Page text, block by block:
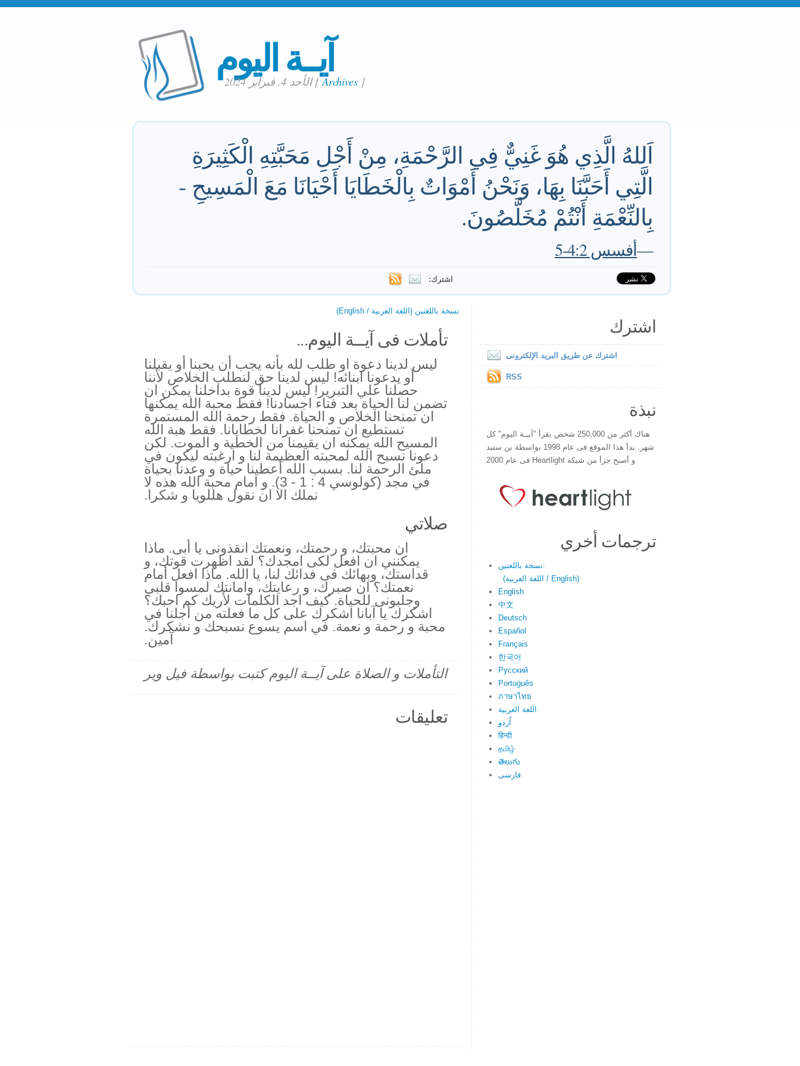
آيــة اليوم
الأحد 4. فبراير 2024[Archives]
اَللهُ الَّذِي هُوَ غَنِيٌّ فِي الرَّحْمَةِ، مِنْ أَجْلِ مَحَبَّتِهِ الْكَثِيرَةِ
الَّتِي أَحَبَّنَا بِهَا، وَنَحْنُ أَمْوَاتٌ بِالْخَطَايَا أَحْيَانَا مَعَ الْمَسِيحِ ­
بِالنِّعْمَةِ أَنْتُمْ مُخَلَّصُونَ.
—أفسس 4:2-5
اشترك:
نسخة باللغتين (اللغة العربية / English)
تأملات فى آيــة اليوم...
ليس لدينا دعوة او طلب لله بأنه يجب أن يحبنا أو يقبلنا
أو يدعونا ابنائه! ليس لدينا حق لنطلب الخلاص لأننا
حصلنا علي التبرير! ليس لدينا قوة بداخلنا يمكن ان
تضمن لنا الحياة بعد فناء اجسادنا! فقط محبة الله يمكنها
ان تمنحنا الخلاص و الحياة. فقط رحمة الله المستمرة
تستطيع ان تمنحنا غفرانا لخطايانا. فقط هبة الله
المسيح الله يمكنه ان يقيمنا من الخطية و الموت. لكن
دعونا نسبح الله لمحبته العظيمة لنا و ارغبته ليكون في
ملئ الرحمة لنا. بسبب الله أعطينا حياة و وعدنا بحياة
في مجد (كولوسي 4 : 1 - 3). و امام محبة الله هذه لا
نملك الا ان نقول هللويا و شكرا.
صلاتي
ان محبتك، و رحمتك، ونعمتك انقذونى يا أبى. ماذا
يمكنني ان افعل لكى امجدك؟ لقد اظهرت قوتك، و
قداستك، وبهائك فى فدائك لنا، يا الله. ماذا افعل أمام
نعمتك؟ ان صبرك، و رعايتك، وامانتك لمسوا قلبى
وجلبونى للحياة. كيف اجد الكلمات لأريك كم احبك؟
اشكرك يا آبانا اشكرك على كل ما فعلته من أجلنا في
محبة و رحمة و نعمة. في اسم يسوع نسبحك و نشكرك.
آمين.
التأملات و الصلاة على آيــة اليوم كتبت بواسطة فيل وير
تعليقات
اشترك
اشترك عن طريق البريد الإلكترونى
RSS
نبذة
هناك أكثر من 250,000 شخص يقرأ "آيــة اليوم" كل
شهر. بدأ هذا الموقع فى عام 1998 بواسطة بن ستيد
و أصبح جزأ من شبكة Heartlight فى عام 2000
ترجمات أخري
نسخة باللغتين:
(اللغة العربية / English)
English
中文
Deutsch
Español
Français
한국어
Русский
Português
ภาษาไทย
اللغة العربية
اُردو
हिन्दी
தமிழ்
తెలుగు
فارسی